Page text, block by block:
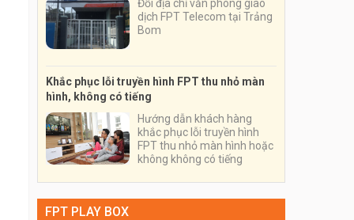
Đổi địa chỉ văn phòng giao
dịch FPT Telecom tại Trảng
Bom
Khắc phục lỗi truyền hình FPT thu nhỏ màn
hình, không có tiếng
Hướng dẫn khách hàng
khắc phục lỗi truyền hình
FPT thu nhỏ màn hình hoặc
không không có tiếng
FPT PLAY BOX